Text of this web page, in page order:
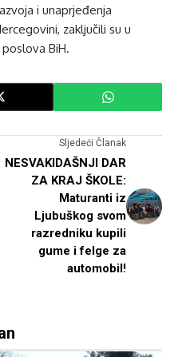
i unaprjeđenja
zaključili su u
BiH.
Sljedeći Članak
NESVAKIDAŠNJI DAR
ZA KRAJ ŠKOLE:
Maturanti iz
Ljubuškog svom
razredniku kupili
gume i felge za
automobil!